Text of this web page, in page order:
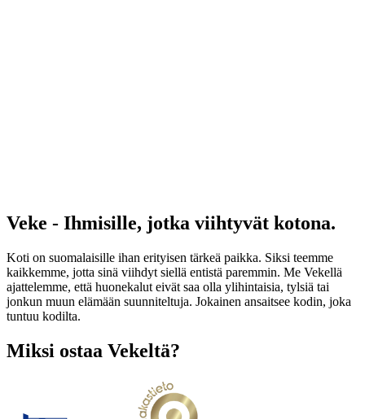
Veke - Ihmisille, jotka viihtyvät kotona.
Koti on suomalaisille ihan erityisen tärkeä paikka. Siksi teemme
kaikkemme, jotta sinä viihdyt siellä entistä paremmin. Me Vekellä
ajattelemme, että huonekalut eivät saa olla ylihintaisia, tylsiä tai
jonkun muun elämään suunniteltuja. Jokainen ansaitsee kodin, joka
tuntuu kodilta.
Miksi ostaa Vekeltä?